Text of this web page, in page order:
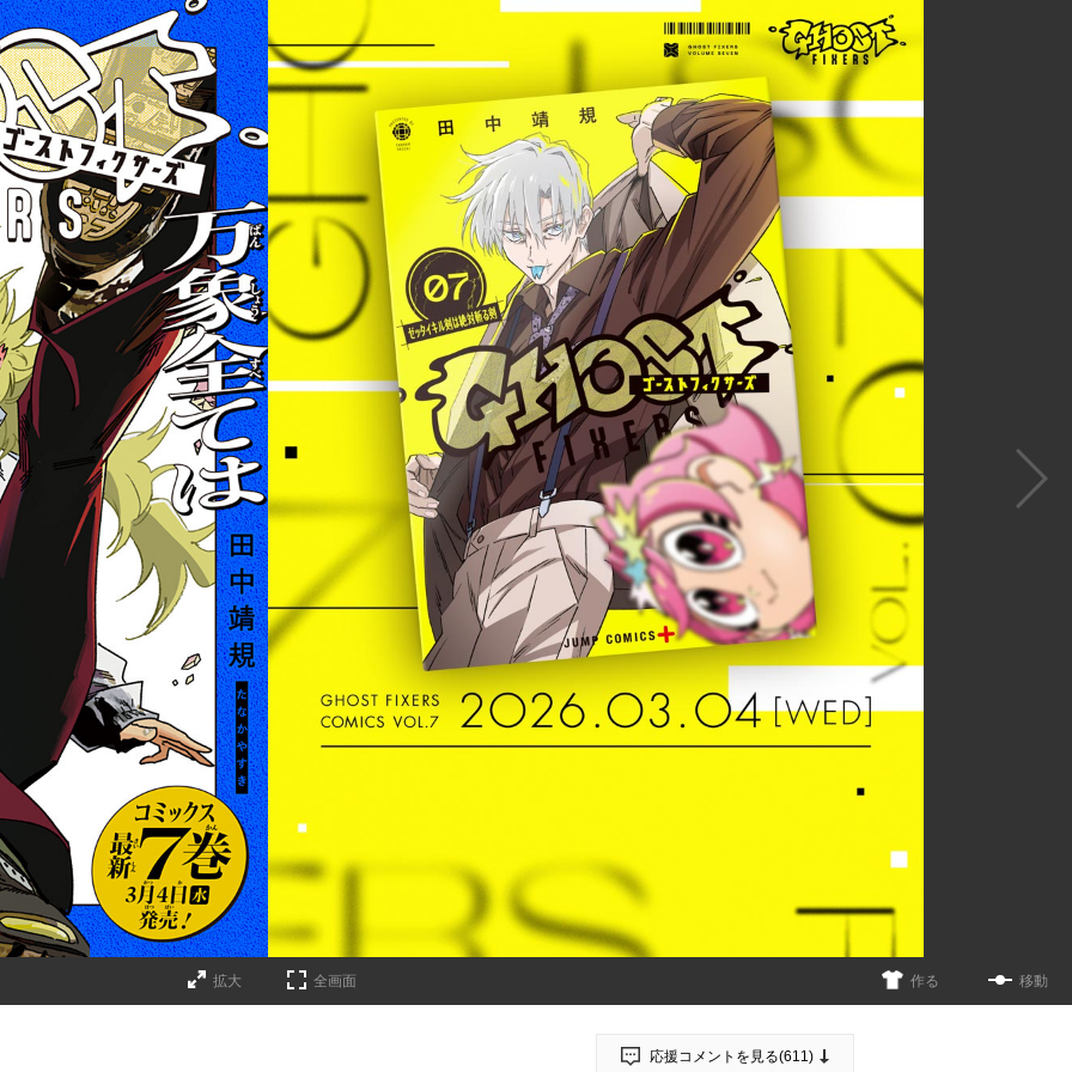
詳細ページへのリンク
拡大 全画面 作る 移動
応援コメントを見る(611)